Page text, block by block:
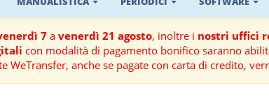
7a venerdì 21 agosto, inoltre i nostri uffici
con modalità di pagamento bonifico saranno
WeTransfer, anche se pagate con carta di credito,